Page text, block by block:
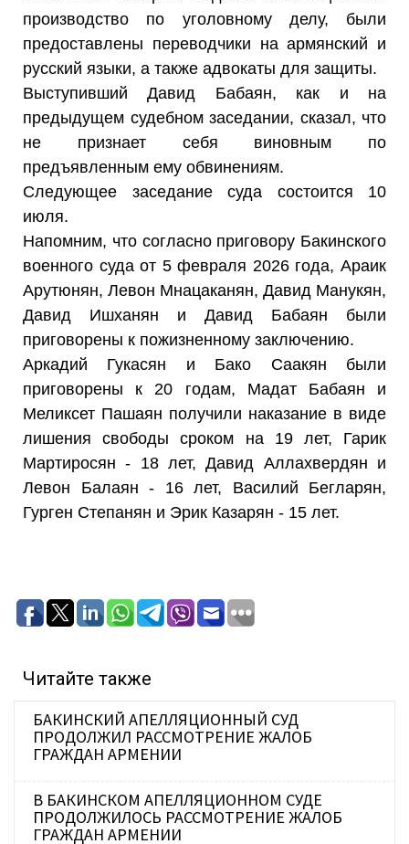
производство по уголовному делу, были
предоставлены переводчики на армянский и
русский языки, а также адвокаты для защиты.
Выступивший Давид Бабаян, как и на
предыдущем судебном заседании, сказал, что
не признает себя виновным по
предъявленным ему обвинениям.
Следующее заседание суда состоится 10
июля.
Напомним, что согласно приговору Бакинского
военного суда от 5 февраля 2026 года, Араик
Арутюнян, Левон Мнацаканян, Давид Манукян,
Давид Ишханян и Давид Бабаян были
приговорены к пожизненному заключению.
Аркадий Гукасян и Бако Саакян были
приговорены к 20 годам, Мадат Бабаян и
Меликсет Пашаян получили наказание в виде
лишения свободы сроком на 19 лет, Гарик
Мартиросян - 18 лет, Давид Аллахвердян и
Левон Балаян - 16 лет, Василий Бегларян,
Гурген Степанян и Эрик Казарян - 15 лет.
Читайте также
БАКИНСКИЙ АПЕЛЛЯЦИОННЫЙ СУД
ПРОДОЛЖИЛ РАССМОТРЕНИЕ ЖАЛОБ
ГРАЖДАН АРМЕНИИ
В БАКИНСКОМ АПЕЛЛЯЦИОННОМ СУДЕ
ПРОДОЛЖИЛОСЬ РАССМОТРЕНИЕ ЖАЛОБ
ГРАЖДАН АРМЕНИИ